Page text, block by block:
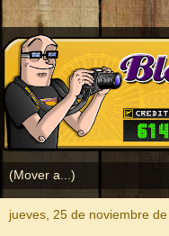
jueves, 25 de noviembre